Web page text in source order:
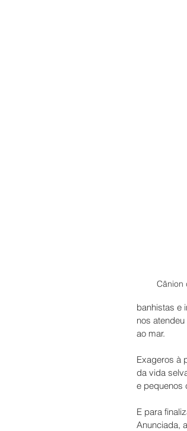
Cânion
banhistas e
nos
ao mar.
Exageros à
da vida
e pequenos
E para
Anunciada,